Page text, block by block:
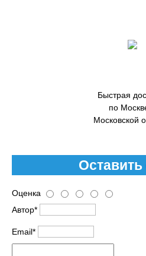
Быстрая
по
Московской
Оценка
Автор*
Email*